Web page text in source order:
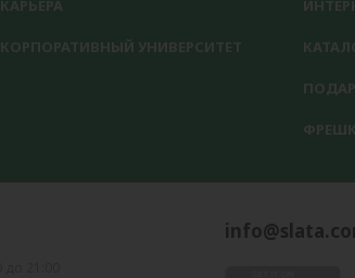
КАРЬЕРА
КОРПОРАТИВНЫЙ УНИВЕРСИТЕТ